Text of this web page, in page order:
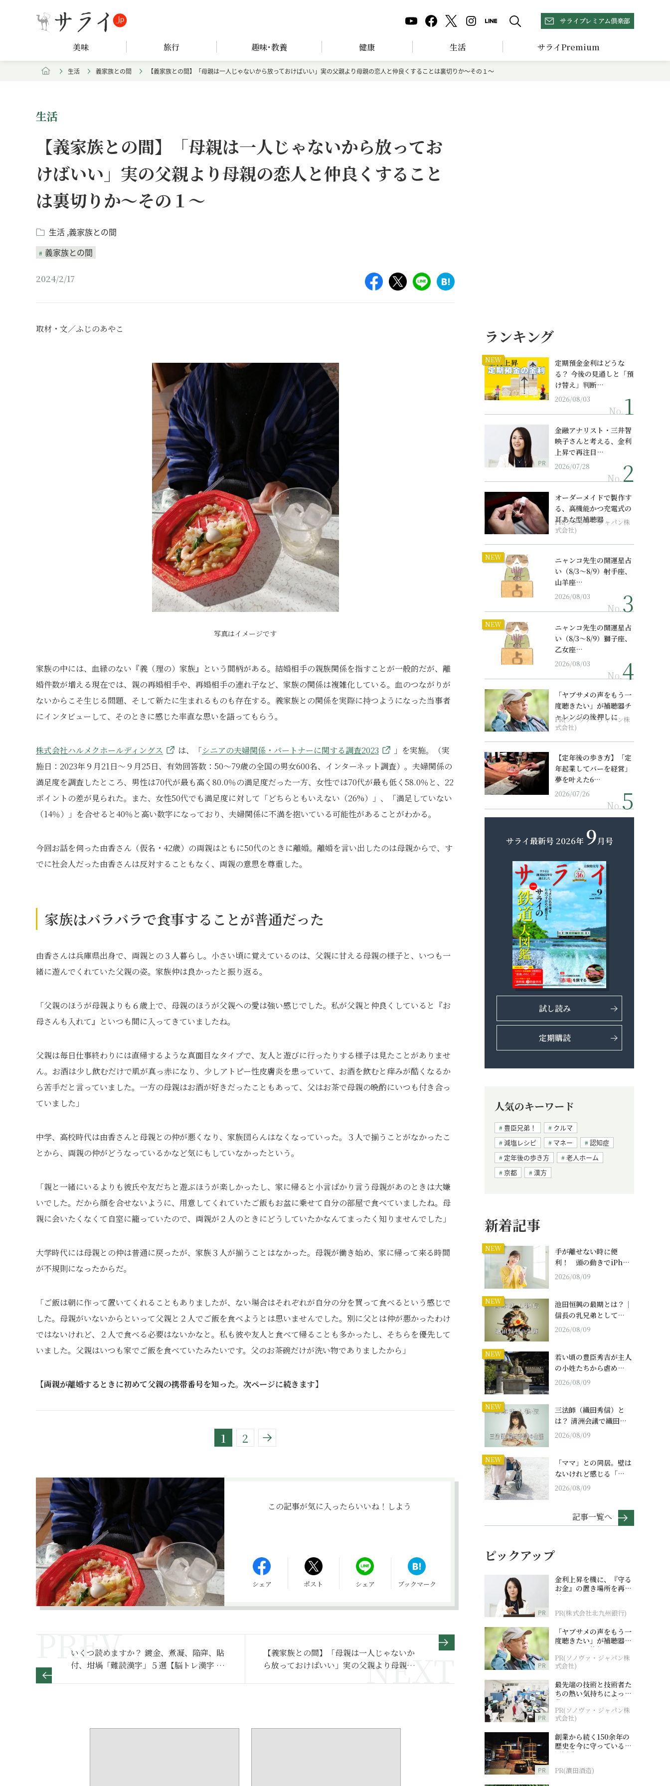
サライプレミアム倶楽部
美味 旅行 趣味･教養 健康 生活 サライPremium
生活 義家族との間 【義家族との間】「母親は一人じゃないから放っておけばいい」実の父親より母親の恋人と仲良くすることは裏切りか～その１～
生活
【義家族との間】「母親は一人じゃないから放ってお
けばいい」実の父親より母親の恋人と仲良くすること
は裏切りか～その１～
生活 義家族との間
義家族との間
2024/2/17
取材・文／ふじのあやこ
写真はイメージです
家族の中には、血縁のない『義（理の）家族』という間柄がある。結婚相手の親族関係を指すことが一般的だが、離
婚件数が増える現在では、親の再婚相手や、再婚相手の連れ子など、家族の関係は複雑化している。血のつながりが
ないからこそ生じる問題、そして新たに生まれるものも存在する。義家族との関係を実際に持つようになった当事者
にインタビューして、そのときに感じた率直な思いを語ってもらう。
株式会社ハルメクホールディングス は、「シニアの夫婦関係・パートナーに関する調査2023
」を実施。（実
施日：2023年９月21日～９月25日、有効回答数：50～79歳の全国の男女600名、インターネット調査）。夫婦関係の
満足度を調査したところ、男性は70代が最も高く80.0％の満足度だった一方、女性では70代が最も低く58.0％と、22
ポイントの差が見られた。また、女性50代でも満足度に対して「どちらともいえない（26%）」、「満足していない
（14％）」を合せると40％と高い数字になっており、夫婦関係に不満を抱いている可能性があることがわかる。
今回お話を伺った由香さん（仮名・42歳）の両親はともに50代のときに離婚。離婚を言い出したのは母親からで、す
でに社会人だった由香さんは反対することもなく、両親の意思を尊重した。
家族はバラバラで食事することが普通だった
由香さんは兵庫県出身で、両親との３人暮らし。小さい頃に覚えているのは、父親に甘える母親の様子と、いつも一
緒に遊んでくれていた父親の姿。家族仲は良かったと振り返る。
「父親のほうが母親よりも６歳上で、母親のほうが父親への愛は強い感じでした。私が父親と仲良くしていると『お
母さんも入れて』といつも間に入ってきていましたね。
父親は毎日仕事終わりには直帰するような真面目なタイプで、友人と遊びに行ったりする様子は見たことがありませ
ん。お酒は少し飲むだけで肌が真っ赤になり、少しアトピー性皮膚炎を患っていて、お酒を飲むと痒みが酷くなるか
ら苦手だと言っていました。一方の母親はお酒が好きだったこともあって、父はお茶で母親の晩酌にいつも付き合っ
ていました」
中学、高校時代は由香さんと母親との仲が悪くなり、家族団らんはなくなっていった。３人で揃うことがなかったこ
とから、両親の仲がどうなっているかなど気にもしていなかったという。
「親と一緒にいるよりも彼氏や友だちと遊ぶほうが楽しかったし、家に帰ると小言ばかり言う母親があのときは大嫌
いでした。だから顔を合せないように、用意してくれていたご飯もお盆に乗せて自分の部屋で食べていましたね。母
親に会いたくなくて自室に籠っていたので、両親が２人のときにどうしていたかなんてまったく知りませんでした」
大学時代には母親との仲は普通に戻ったが、家族３人が揃うことはなかった。母親が働き始め、家に帰って来る時間
が不規則になったからだ。
「ご飯は朝に作って置いてくれることもありましたが、ない場合はそれぞれが自分の分を買って食べるという感じで
した。母親がいないからといって父親と２人でご飯を食べようとは思いませんでした。別に父とは仲が悪かったわけ
ではないけれど、２人で食べる必要はないかなと。私も彼や友人と食べて帰ることも多かったし、そちらを優先して
いました。父親はいつも家でご飯を食べていたみたいです。父のお茶碗だけが洗い物でありましたから」
【両親が離婚するときに初めて父親の携帯番号を知った。次ページに続きます】
1 2
この記事が気に入ったらいいね！しよう
シェア ポスト シェア ブックマーク
いくつ読めますか？ 鍍金、煮凝、陥穽、貼
付、坩堝「難読漢字」５選【脳トレ漢字 お
【義家族との間】「母親は一人じゃないか
ら放っておけばいい」実の父親より母親の
ランキング
NEW
定期預金金利はどうな
る？ 今後の見通しと「預
け替え」判断…
2026/08/03
No.
PR
金融アナリスト・三井智
映子さんと考える、金利
上昇で再注目…
2026/07/28
No.
オーダーメイドで製作す
る、高機能かつ充電式の
耳あな型補聴器
PR(ソノヴァ・ジャパン株
式会社)
NEW
ニャンコ先生の開運星占
い（8/3～8/9）射手座、
山羊座…
2026/08/03
No.
NEW
ニャンコ先生の開運星占
い（8/3～8/9）獅子座、
乙女座…
2026/08/03
No.
「ヤブサメの声をもう一
度聴きたい」が補聴器チ
ャレンジの後押しに
PR(ソノヴァ・ジャパン株
式会社)
【定年後の歩き方】「定
年起業してバーを経営」
夢を叶えた6…
2026/07/26
No.
サライ最新号 2026年 9月号
試し読み
定期購読
人気のキーワード
豊臣兄弟！
クルマ
減塩レシピ
マネー
認知症
定年後の歩き方
老人ホーム
京都
漢方
新着記事
NEW
手が離せない時に便
利！ 頭の動きでiPh…
2026/08/09
NEW
池田恒興の最期とは？｜
信長の乳兄弟として…
2026/08/09
NEW
若い頃の豊臣秀吉が主人
の小姓たちから虐め…
2026/08/09
NEW
三法師（織田秀信）と
は？ 清洲会議で織田…
2026/08/09
NEW
「ママ」との同居。壁は
ないけれど感じる「…
2026/08/09
記事一覧へ
ピックアップ
PR
金利上昇を機に、『守る
お金』の置き場所を再検
討
PR(株式会社北九州銀行)
PR
「ヤブサメの声をもう一
度聴きたい」が補聴器チ
ャレンジの後押しに
PR(ソノヴァ・ジャパン株
式会社)
PR
最先端の技術と技術者た
ちの熱い気持ちによって
作られているオーダーメ
イド補聴器
PR(ソノヴァ・ジャパン株
式会社)
PR
創業から続く150余年の
歴史を今に守っている濵
田酒造
PR(濵田酒造)